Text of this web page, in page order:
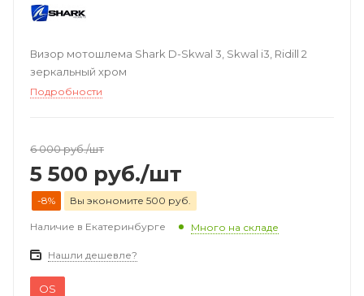
Визор мотошлема Shark D-Skwal 3, Skwal i3, Ridill 2
зеркальный хром
Подробности
6 000руб./шт
5 500 руб./шт
-8% Вы экономите 500 руб.
Наличие в Екатеринбурге Много на складе
Нашли дешевле?
OS